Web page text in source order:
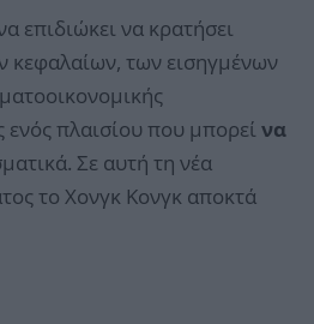
επιδιώκει να κρατήσει
κεφαλαίων, των εισηγμένων
ενός πλαισίου που μπορεί να
Σε αυτή τη νέα
το Χονγκ Κονγκ αποκτά